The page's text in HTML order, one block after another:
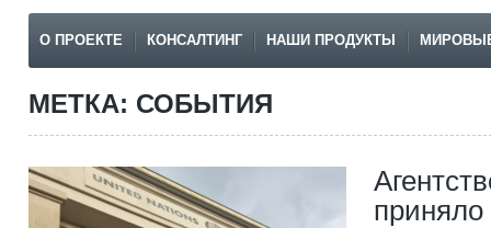
О ПРОЕКТЕ КОНСАЛТИНГ НАШИ ПРОДУКТЫ
МЕТКА: СОБЫТИЯ
приняло